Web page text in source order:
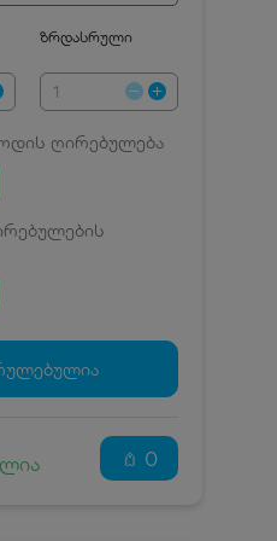
ზრდასრული
ღირებულება
15 ₾
0 ₾
190 ₾
0